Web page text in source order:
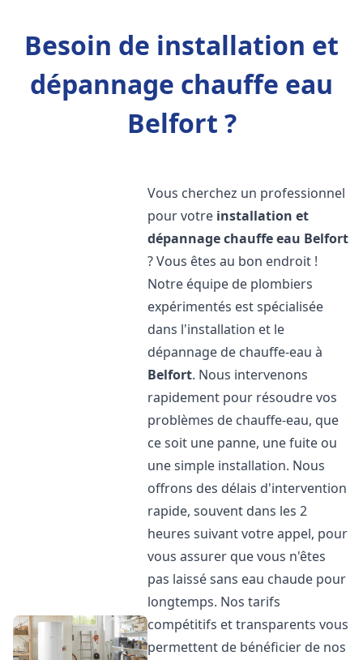
Besoin de installation et
dépannage chauffe eau
Belfort ?
Vous cherchez un professionnel
pour votre installation et
dépannage chauffe eau Belfort
? Vous êtes au bon endroit !
Notre équipe de plombiers
expérimentés est spécialisée
dans l'installation et le
dépannage de chauffe-eau à
Belfort. Nous intervenons
rapidement pour résoudre vos
problèmes de chauffe-eau, que
ce soit une panne, une fuite ou
une simple installation. Nous
offrons des délais d'intervention
rapide, souvent dans les 2
heures suivant votre appel, pour
vous assurer que vous n'êtes
pas laissé sans eau chaude pour
longtemps. Nos tarifs
compétitifs et transparents vous
permettent de bénéficier de nos